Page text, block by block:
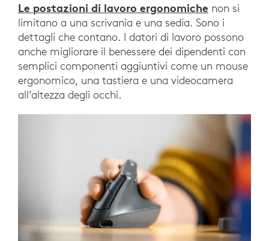
Le postazioni di lavoro ergonomiche non si
limitano a una scrivania e una sedia. Sono i
dettagli che contano. I datori di lavoro possono
anche migliorare il benessere dei dipendenti con
semplici componenti aggiuntivi come un mouse
ergonomico, una tastiera e una videocamera
all’altezza degli occhi.